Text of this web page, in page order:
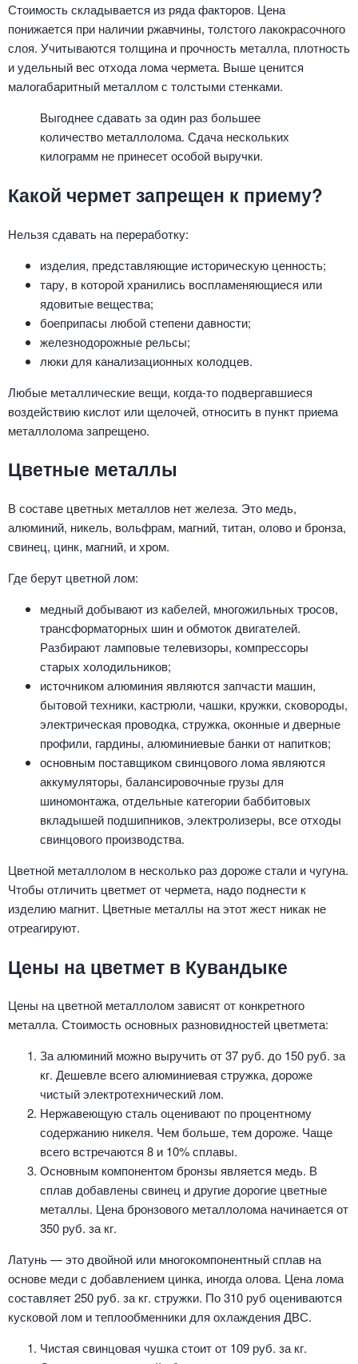
Стоимость складывается из ряда факторов. Цена
понижается при наличии ржавчины, толстого лакокрасочного
слоя. Учитываются толщина и прочность металла, плотность
и удельный вес отхода лома чермета. Выше ценится
малогабаритный металлом с толстыми стенками.
Выгоднее сдавать за один раз большее
количество металлолома. Сдача нескольких
килограмм не принесет особой выручки.
Какой чермет запрещен к приему?
Нельзя сдавать на переработку:
изделия, представляющие историческую ценность;
тару, в которой хранились воспламеняющиеся или
ядовитые вещества;
боеприпасы любой степени давности;
железнодорожные рельсы;
люки для канализационных колодцев.
Любые металлические вещи, когда-то подвергавшиеся
воздействию кислот или щелочей, относить в пункт приема
металлолома запрещено.
Цветные металлы
В составе цветных металлов нет железа. Это медь,
алюминий, никель, вольфрам, магний, титан, олово и бронза,
свинец, цинк, магний, и хром.
Где берут цветной лом:
медный добывают из кабелей, многожильных тросов,
трансформаторных шин и обмоток двигателей.
Разбирают ламповые телевизоры, компрессоры
старых холодильников;
источником алюминия являются запчасти машин,
бытовой техники, кастрюли, чашки, кружки, сковороды,
электрическая проводка, стружка, оконные и дверные
профили, гардины, алюминиевые банки от напитков;
основным поставщиком свинцового лома являются
аккумуляторы, балансировочные грузы для
шиномонтажа, отдельные категории баббитовых
вкладышей подшипников, электролизеры, все отходы
свинцового производства.
Цветной металлолом в несколько раз дороже стали и чугуна.
Чтобы отличить цветмет от чермета, надо поднести к
изделию магнит. Цветные металлы на этот жест никак не
отреагируют.
Цены на цветмет в Кувандыке
Цены на цветной металлолом зависят от конкретного
металла. Стоимость основных разновидностей цветмета:
За алюминий можно выручить от 37 руб. до 150 руб. за
кг. Дешевле всего алюминиевая стружка, дороже
чистый электротехнический лом.
Нержавеющую сталь оценивают по процентному
содержанию никеля. Чем больше, тем дороже. Чаще
всего встречаются 8 и 10% сплавы.
Основным компонентом бронзы является медь. В
сплав добавлены свинец и другие дорогие цветные
металлы. Цена бронзового металлолома начинается от
350 руб. за кг.
Латунь — это двойной или многокомпонентный сплав на
основе меди с добавлением цинка, иногда олова. Цена лома
составляет 250 руб. за кг. стружки. По 310 руб оцениваются
кусковой лом и теплообменники для охлаждения ДВС.
Чистая свинцовая чушка стоит от 109 руб. за кг.